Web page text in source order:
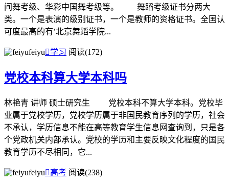
间舞考级、华彩中国舞考级等。 舞蹈考级证书分两大
类。一个是表演的级别证书，一个是教师的资格证书。全国认
可度最高的有’北京舞蹈学院...
feiyu学习 阅读(172)
党校本科算大学本科吗
林艳青 讲师 硕士研究生 党校本科不算大学本科。党校毕
业属于党校学历，党校学历属于非国民教育序列的学历，社会
不承认，学历信息不能在高等教育学生信息网查询到，只是各
个党政机关内部承认。党校的学历和主要反映文化程度的国民
教育学历不尽相同，它...
feiyu高考 阅读(238)